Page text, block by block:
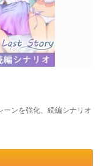
ーンを強化、続編シナリオ